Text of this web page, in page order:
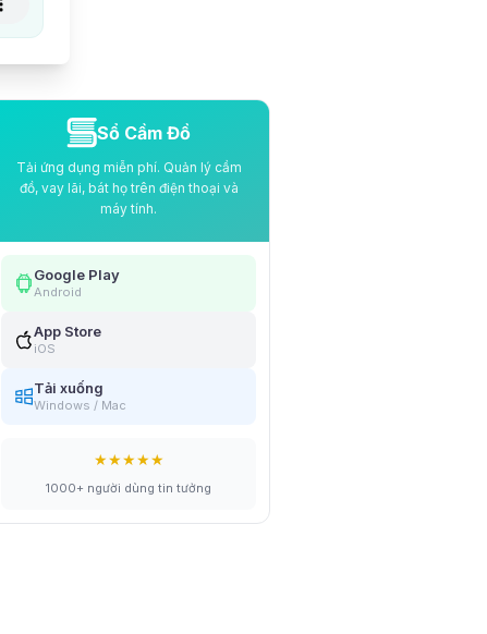
Sổ Cầm Đồ
Tải ứng dụng miễn phí. Quản lý cầm
đồ, vay lãi, bát họ trên điện thoại và
máy tính.
Google Play
Android
App Store
iOS
Tải xuống
Windows / Mac
★★★★★
1000+ người dùng tin tưởng